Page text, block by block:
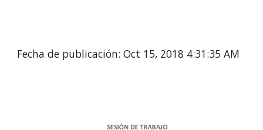
Fecha de publicación: Oct 15, 2018 4:31:35 AM